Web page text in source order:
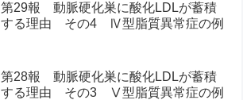
第29報 動脈硬化巣に酸化LDLが蓄積
する理由 その4 Ⅳ型脂質異常症の例
第28報 動脈硬化巣に酸化LDLが蓄積
する理由 その3 Ⅴ型脂質異常症の例